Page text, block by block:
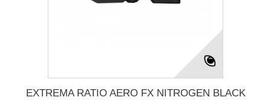
EXTREMA RATIO AERO FX NITROGEN BLACK